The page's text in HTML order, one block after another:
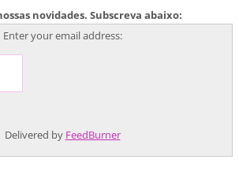
novidades. Subscreva abaixo:
Enter your email address:
Delivered by FeedBurner